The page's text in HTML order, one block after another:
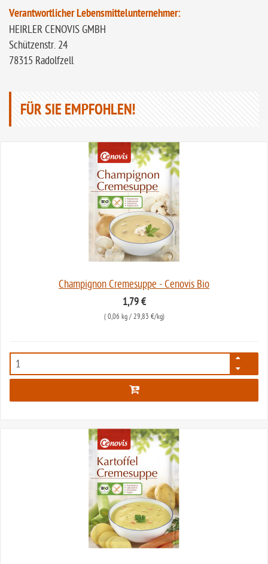
Verantwortlicher Lebensmittelunternehmer:
HEIRLER CENOVIS GMBH
Schützenstr. 24
78315 Radolfzell
FÜR SIE EMPFOHLEN!
Champignon Cremesuppe - Cenovis Bio
1,79 €
( 0,06 kg/ 29,83 €/kg)
198